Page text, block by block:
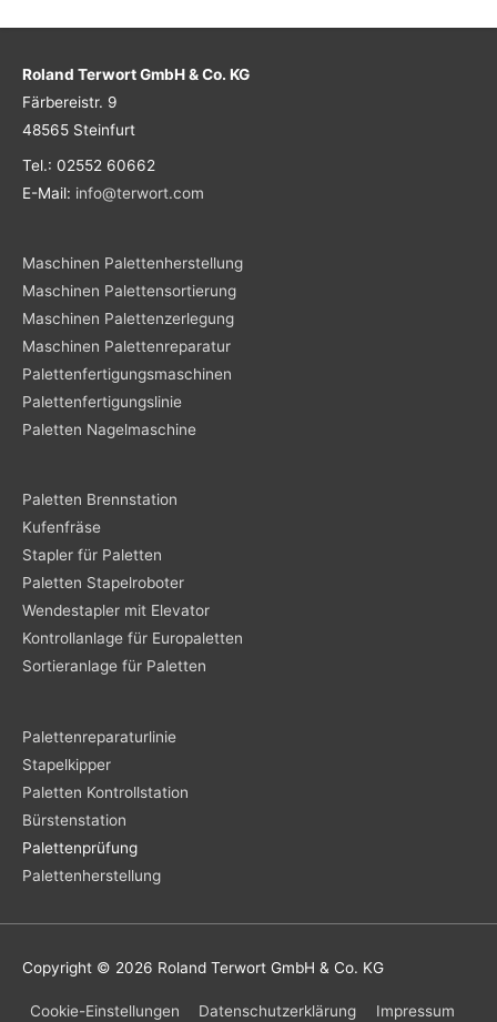
Roland Terwort GmbH & Co. KG
Färbereistr. 9
48565 Steinfurt
Tel.: 02552 60662
E-Mail: info@terwort.com
Maschinen Palettenherstellung
Maschinen Palettensortierung
Maschinen Palettenzerlegung
Maschinen Palettenreparatur
Palettenfertigungsmaschinen
Palettenfertigungslinie
Paletten Nagelmaschine
Paletten Brennstation
Kufenfräse
Stapler für Paletten
Paletten Stapelroboter
Wendestapler mit Elevator
Kontrollanlage für Europaletten
Sortieranlage für Paletten
Palettenreparaturlinie
Stapelkipper
Paletten Kontrollstation
Bürstenstation
Palettenprüfung
Palettenherstellung
Copyright © 2026 Roland Terwort GmbH & Co. KG
Cookie-Einstellungen Datenschutzerklärung Impressum